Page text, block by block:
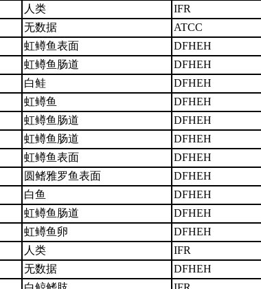
人类
IFR
无数据
ATCC
虹鳟鱼表面
DFHEH
虹鳟鱼肠道
DFHEH
白鲑
DFHEH
虹鳟鱼
DFHEH
虹鳟鱼肠道
DFHEH
虹鳟鱼肠道
DFHEH
虹鳟鱼表面
DFHEH
圆鳍雅罗鱼表面
DFHEH
白鱼
DFHEH
虹鳟鱼肠道
DFHEH
虹鳟鱼卵
DFHEH
人类
IFR
无数据
DFHEH